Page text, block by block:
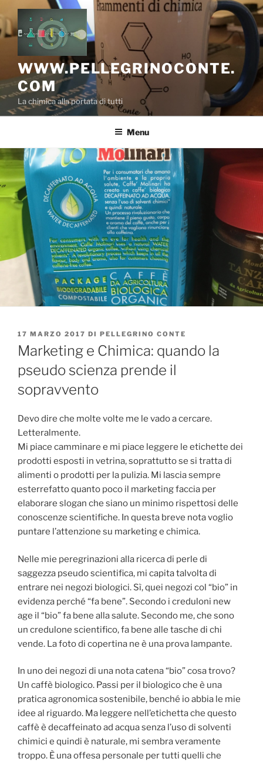
Salta
al
contenuto
WWW.PELLEGRINOCONTE.
COM
La chimica alla portata di tutti
Menu
PUBBLICATO
IL
17 MARZO 2017 DI PELLEGRINO CONTE
Marketing e Chimica: quando la
pseudo scienza prende il
sopravvento
Devo dire che molte volte me le vado a cercare.
Letteralmente.
Mi piace camminare e mi piace leggere le etichette dei
prodotti esposti in vetrina, soprattutto se si tratta di
alimenti o prodotti per la pulizia. Mi lascia sempre
esterrefatto quanto poco il marketing faccia per
elaborare slogan che siano un minimo rispettosi delle
conoscenze scientifiche. In questa breve nota voglio
puntare l’attenzione su marketing e chimica.
Nelle mie peregrinazioni alla ricerca di perle di
saggezza pseudo scientifica, mi capita talvolta di
entrare nei negozi biologici. Sì, quei negozi col “bio” in
evidenza perché “fa bene”. Secondo i creduloni new
age il “bio” fa bene alla salute. Secondo me, che sono
un credulone scientifico, fa bene alle tasche di chi
vende. La foto di copertina ne è una prova lampante.
In uno dei negozi di una nota catena “bio” cosa trovo?
Un caffè biologico. Passi per il biologico che è una
pratica agronomica sostenibile, benché io abbia le mie
idee al riguardo. Ma leggere nell’etichetta che questo
caffè è decaffeinato ad acqua senza l’uso di solventi
chimici e quindi è naturale, mi sembra veramente
troppo. È una offesa personale per tutti quelli che